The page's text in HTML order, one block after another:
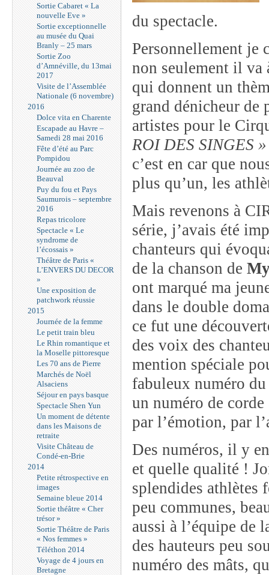
Sortie Cabaret « La
nouvelle Eve »
Sortie exceptionnelle
au musée du Quai
Branly – 25 mars
Sortie Zoo
d’Amnéville, du 13mai
2017
Visite de l’Assemblée
Nationale (6 novembre)
2016
Dolce vita en Charente
Escapade au Havre –
Samedi 28 mai 2016
Fête d’été au Parc
Pompidou
Journée au zoo de
Beauval
Puy du fou et Pays
Saumurois – septembre
2016
Repas tricolore
Spectacle « Le
syndrome de
l’écossais »
Théâtre de Paris «
L’ENVERS DU DECOR
»
Une exposition de
patchwork réussie
2015
Journée de la femme
Le petit train bleu
Le Rhin romantique et
la Moselle pittoresque
Les 70 ans de Pierre
Marchés de Noël
Alsaciens
Séjour en pays basque
Spectacle Shen Yun
Un moment de détente
dans les Maisons de
retraite
Visite Château de
Condé-en-Brie
2014
Petite rétrospective en
images
Semaine bleue 2014
Sortie théâtre « Cher
trésor »
Sortie Théâtre de Paris
« Nos femmes »
Téléthon 2014
Voyage de 4 jours en
Bretagne
du spectacle.
Personnellement je
non seulement il va
qui donnent un
grand dénicheur de
artistes pour le
ROI DES SINGES »
c’est en car que
plus qu’un, les
Mais revenons à
série, j’avais été
chanteurs qui
de la chanson de
ont marqué ma
dans le double
ce fut une
des voix des
mention spéciale
fabuleux numéro
un numéro de
par l’émotion, par
Des numéros, il y
et quelle qualité !
splendides athlètes
peu communes,
aussi à l’équipe de
des hauteurs peu
numéro des mâts,